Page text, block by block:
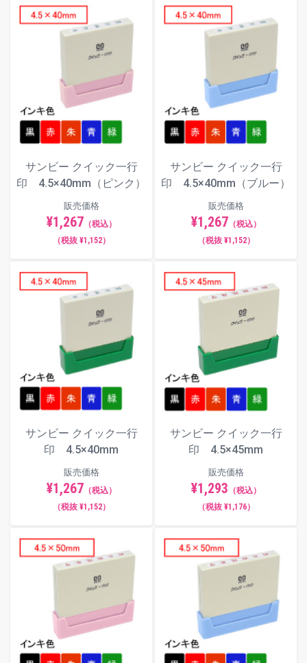
サンビー クイック一行
印 4.5×40mm（ピンク）
販売価格
¥1,267 （税込）
（税抜 ¥1,152）
サンビー クイック一行
印 4.5×40mm（ブルー）
販売価格
¥1,267 （税込）
（税抜 ¥1,152）
サンビー クイック一行
印 4.5×40mm
販売価格
¥1,267 （税込）
（税抜 ¥1,152）
サンビー クイック一行
印 4.5×45mm
販売価格
¥1,293 （税込）
（税抜 ¥1,176）